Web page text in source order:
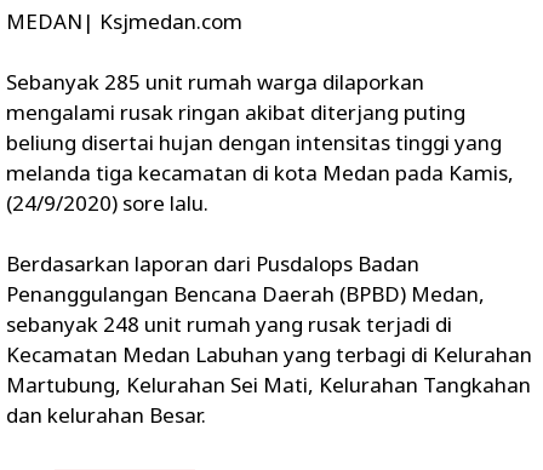
MEDAN| Ksjmedan.com
Sebanyak 285 unit rumah warga dilaporkan
mengalami rusak ringan akibat diterjang puting
beliung disertai hujan dengan intensitas tinggi yang
melanda tiga kecamatan di kota Medan pada Kamis,
(24/9/2020) sore lalu.
Berdasarkan laporan dari Pusdalops Badan
Penanggulangan Bencana Daerah (BPBD) Medan,
sebanyak 248 unit rumah yang rusak terjadi di
Kecamatan Medan Labuhan yang terbagi di Kelurahan
Martubung, Kelurahan Sei Mati, Kelurahan Tangkahan
dan kelurahan Besar.